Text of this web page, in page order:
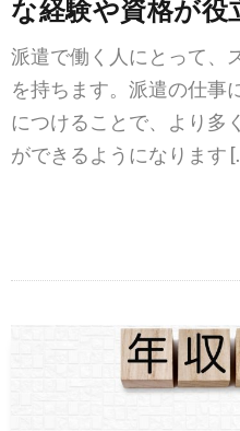
な経験や資格が役
派遣で働く人にとって、
を持ちます。派遣の仕事
につけることで、より多
ができるようになります